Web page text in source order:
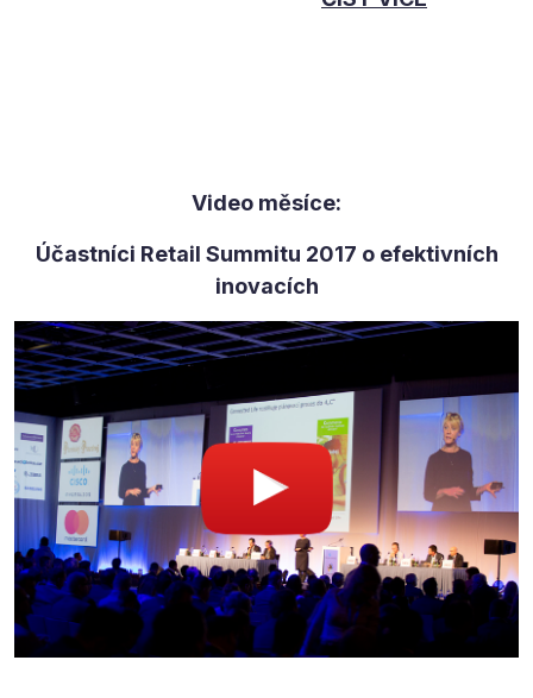
Video měsíce:
Účastníci Retail Summitu 2017 o efektivních
inovacích